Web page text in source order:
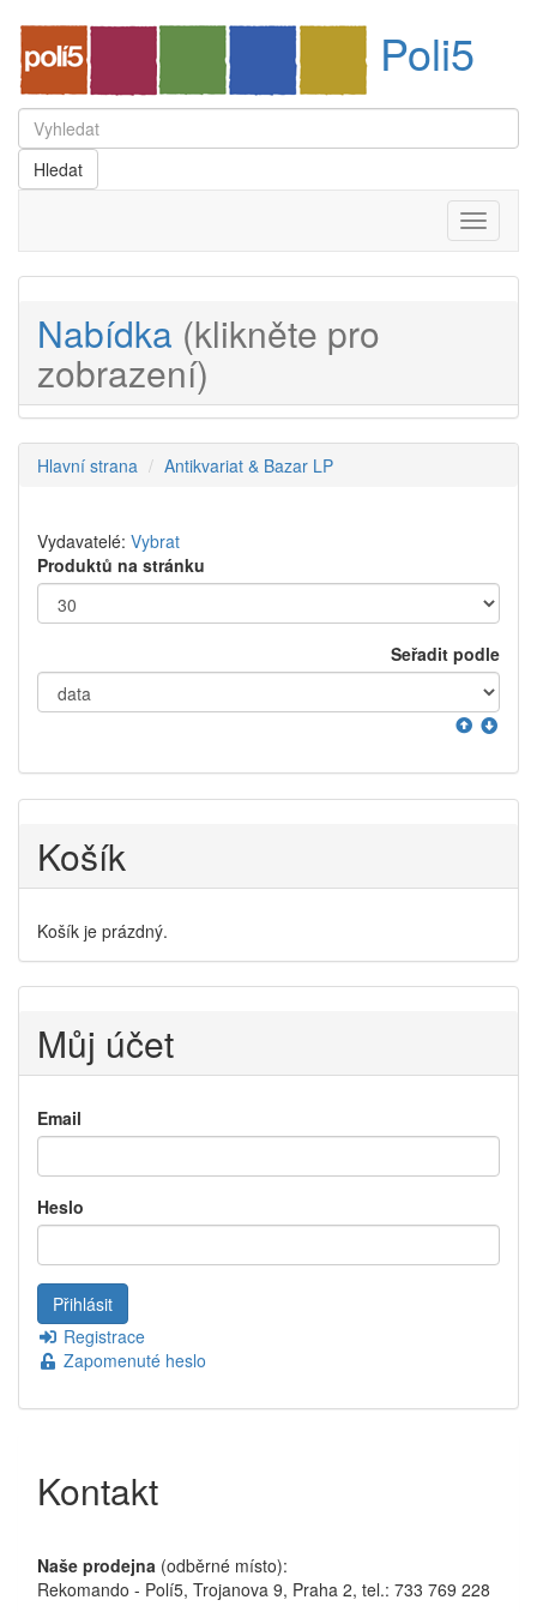
Poli5
Menu
Nabídka (klikněte pro
zobrazení)
Hlavní strana Antikvariat & Bazar LP
Vydavatelé: Vybrat
Produktů na stránku
Seřadit podle
Košík
Košík je prázdný.
Můj účet
Email
Heslo
Registrace
Zapomenuté heslo
Kontakt
Naše prodejna (odběrné místo):
Rekomando - Polí5, Trojanova 9, Praha 2, tel.: 733 769 228